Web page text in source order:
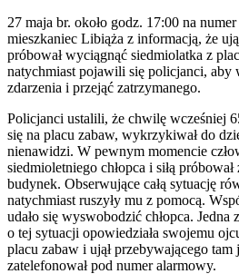
27 maja br. około godz. 17:00 na
mieszkaniec Libiąża z informacją, że
próbował wyciągnąć siedmiolatka z
natychmiast pojawili się policjanci, aby
zdarzenia i przejąć zatrzymanego.
Policjanci ustalili, że chwilę wcześniej
się na placu zabaw, wykrzykiwał do
nienawidzi. W pewnym momencie
siedmioletniego chłopca i siłą
budynek. Obserwujące całą sytuację
natychmiast ruszyły mu z pomocą.
udało się wyswobodzić chłopca.
o tej sytuacji opowiedziała swojemu
placu zabaw i ujął przebywającego tam
zatelefonował pod numer alarmowy.